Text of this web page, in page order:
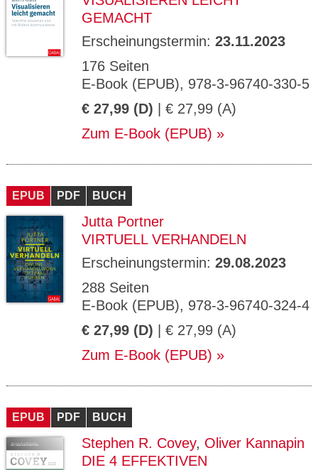
GEMACHT
Erscheinungstermin: 23.11.2023
176 Seiten
E-Book (EPUB), 978-3-96740-330-5
€ 27,99 (D) | € 27,99 (A)
Zum E-Book (EPUB)
EPUB PDF BUCH
Jutta Portner
VIRTUELL VERHANDELN
Erscheinungstermin: 29.08.2023
288 Seiten
E-Book (EPUB), 978-3-96740-324-4
€ 27,99 (D) | € 27,99 (A)
Zum E-Book (EPUB)
EPUB PDF BUCH
Stephen R. Covey, Oliver Kannapin
DIE 4 EFFEKTIVEN